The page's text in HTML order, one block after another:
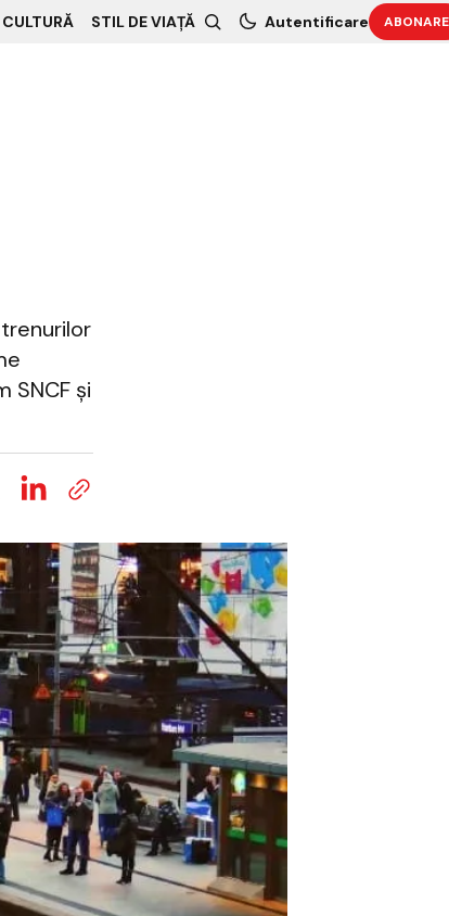
CULTURĂ STIL DE VIAȚĂ Autentificare ABONARE
SNCF și